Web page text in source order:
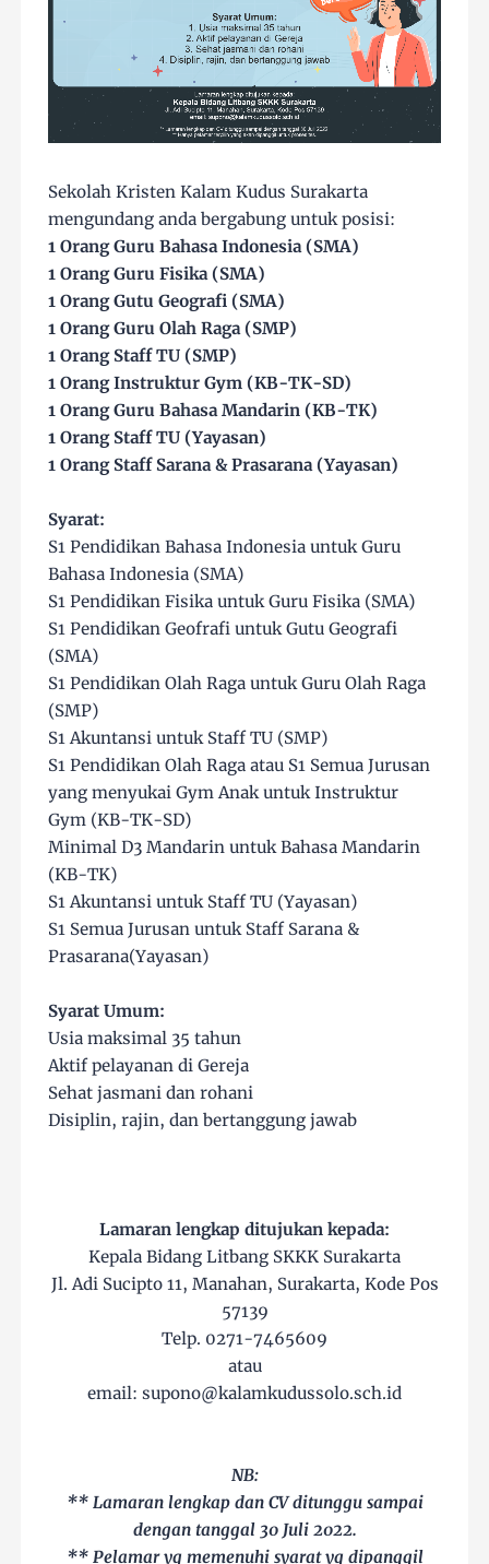
Sekolah Kristen Kalam Kudus Surakarta
mengundang anda bergabung untuk posisi:
1 Orang Guru Bahasa Indonesia (SMA)
1 Orang Guru Fisika (SMA)
1 Orang Gutu Geografi (SMA)
1 Orang Guru Olah Raga (SMP)
1 Orang Staff TU (SMP)
1 Orang Instruktur Gym (KB-TK-SD)
1 Orang Guru Bahasa Mandarin (KB-TK)
1 Orang Staff TU (Yayasan)
1 Orang Staff Sarana & Prasarana (Yayasan)
Syarat:
S1 Pendidikan Bahasa Indonesia untuk Guru
Bahasa Indonesia (SMA)
S1 Pendidikan Fisika untuk Guru Fisika (SMA)
S1 Pendidikan Geofrafi untuk Gutu Geografi
(SMA)
S1 Pendidikan Olah Raga untuk Guru Olah Raga
(SMP)
S1 Akuntansi untuk Staff TU (SMP)
S1 Pendidikan Olah Raga atau S1 Semua Jurusan
yang menyukai Gym Anak untuk Instruktur
Gym (KB-TK-SD)
Minimal D3 Mandarin untuk Bahasa Mandarin
(KB-TK)
S1 Akuntansi untuk Staff TU (Yayasan)
S1 Semua Jurusan untuk Staff Sarana &
Prasarana(Yayasan)
Syarat Umum:
Usia maksimal 35 tahun
Aktif pelayanan di Gereja
Sehat jasmani dan rohani
Disiplin, rajin, dan bertanggung jawab
Lamaran lengkap ditujukan kepada:
Kepala Bidang Litbang SKKK Surakarta
Jl. Adi Sucipto 11, Manahan, Surakarta, Kode Pos
57139
Telp. 0271-7465609
atau
email: supono@kalamkudussolo.sch.id
NB:
** Lamaran lengkap dan CV ditunggu sampai
dengan tanggal 30 Juli 2022.
** Pelamar yg memenuhi syarat yg dipanggil